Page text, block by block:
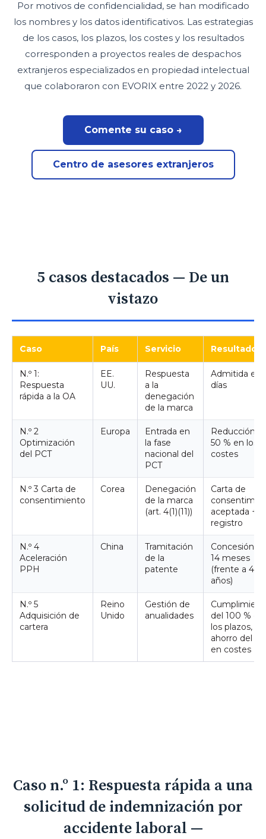
Por motivos de confidencialidad, se han modificado
los nombres y los datos identificativos. Las estrategias
de los casos, los plazos, los costes y los resultados
corresponden a proyectos reales de despachos
extranjeros especializados en propiedad intelectual
que colaboraron con EVORIX entre 2022 y 2026.
Comente su caso →
Centro de asesores extranjeros
5 casos destacados — De un
vistazo
Caso País Servicio Resultado
N.º 1:
Respuesta
rápida a la OA
EE.
UU.
Respuesta
a la
denegación
de la marca
Admitida en
días
N.º 2
Optimización
del PCT
Europa
Entrada en
la fase
nacional del
PCT
Reducción
50 % en los
costes
N.º 3 Carta de
consentimiento
Corea
Denegación
de la marca
(art. 4(1)(11))
Carta de
aceptada +
registro
N.º 4
Aceleración
PPH
China
Tramitación
de la
patente
Concesión
14 meses
(frente a 4
años)
N.º 5
Adquisición de
cartera
Reino
Unido
Gestión de
anualidades
del 100 % de
los plazos,
ahorro del 35
en costes
Caso n.º 1: Respuesta rápida a una
solicitud de indemnización por
accidente laboral —